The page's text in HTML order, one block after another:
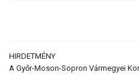
HIRDETMÉNY
A Győr-Moson-Sopron Vármegyei